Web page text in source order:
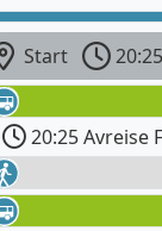
Start 20:25
20:25 Avreise